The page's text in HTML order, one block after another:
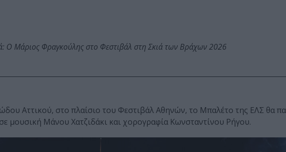
Ο Μάριος Φραγκούλης στο Φεστιβάλ στη Σκιά των Βράχων 2026
Αττικού, στο πλαίσιο του Φεστιβάλ Αθηνών, το Μπαλέτο της ΕΛΣ θα
σε μουσική Μάνου Χατζιδάκι και χορογραφία Κωνσταντίνου Ρήγου.